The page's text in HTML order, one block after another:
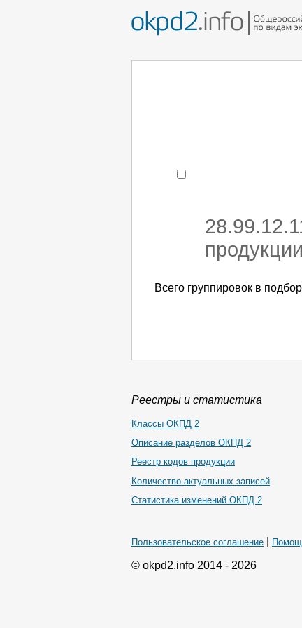
продукции
Всего группировок в
Реестры и статистика
Классы ОКПД 2
Описание разделов ОКПД 2
Реестр кодов продукции
Количество актуальных записей
Статистика изменений ОКПД 2
Пользовательское соглашение
© okpd2.info 2014 - 2026